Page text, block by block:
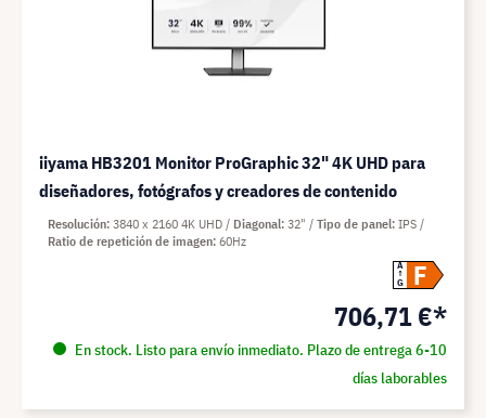
iiyama HB3201 Monitor ProGraphic 32" 4K UHD para
diseñadores, fotógrafos y creadores de contenido
A
G
F
706,71 €*
En stock. Listo para envío inmediato. Plazo de entrega 6-10
días laborables
Resolución 3840 x 2160 4K UHD Diagonal 32" Tipo de panel IPS
Ratio de repetición de imagen 60Hz